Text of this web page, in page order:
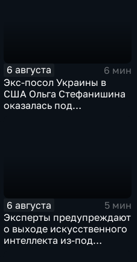
6 августа
6 мин
Экс-посол Украины в
США Ольга Стефанишина
оказалась под
6 августа
5 мин
Эксперты предупреждают
о выходе искусственного
интеллекта из-под